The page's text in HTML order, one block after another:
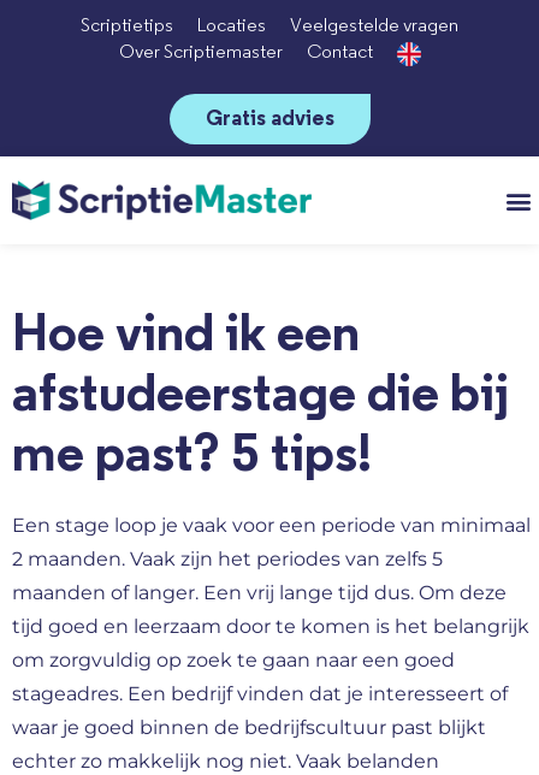
Scriptietips Locaties
Veelgestelde vragen
Over Scriptiemaster
Contact
Gratis advies
Hoe vind ik een
afstudeerstage die bij
me past? 5 tips!
Een stage loop je vaak voor een periode van minimaal
2 maanden. Vaak zijn het periodes van zelfs 5
maanden of langer. Een vrij lange tijd dus. Om deze
tijd goed en leerzaam door te komen is het belangrijk
om zorgvuldig op zoek te gaan naar een goed
stageadres. Een bedrijf vinden dat je interesseert of
waar je goed binnen de bedrijfscultuur past blijkt
echter zo makkelijk nog niet. Vaak belanden